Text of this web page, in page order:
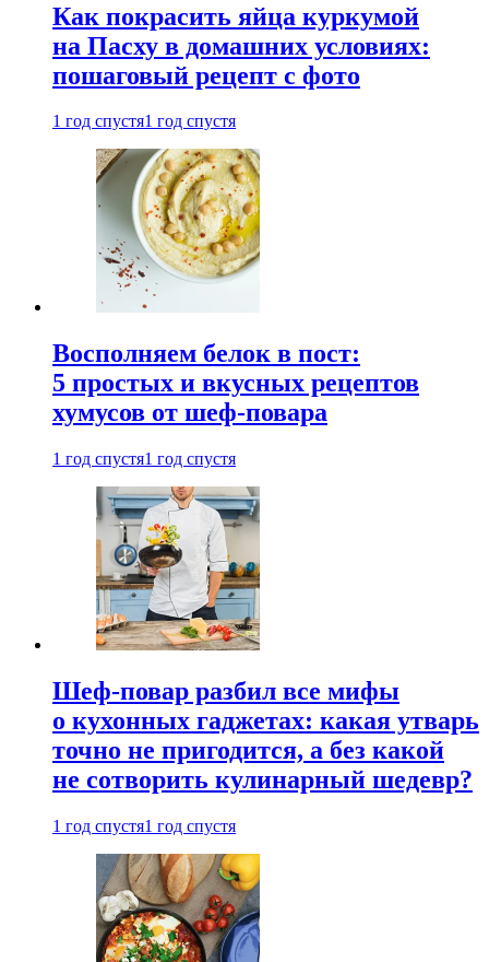
Как покрасить яйца куркумой
на Пасху в домашних условиях:
пошаговый рецепт с фото
1 год спустя1 год спустя
Восполняем белок в пост:
5 простых и вкусных рецептов
хумусов от шеф-повара
1 год спустя1 год спустя
Шеф-повар разбил все мифы
о кухонных гаджетах: какая утварь
точно не пригодится, а без какой
не сотворить кулинарный шедевр?
1 год спустя1 год спустя